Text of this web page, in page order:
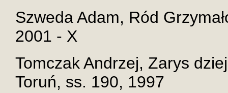
Szweda Adam, Ród
2001 - X
Tomczak Andrzej, Zarys
Toruń, ss. 190, 1997